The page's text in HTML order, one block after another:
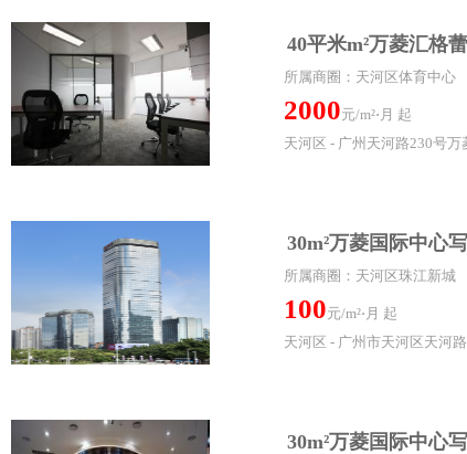
40平米m²万菱汇格
所属商圈：天河区体育中心
2000元/m²⋅月 起
天河区 - 广州天河路230号万
30m²万菱国际中心
所属商圈：天河区珠江新城
100元/m²⋅月 起
天河区 - 广州市天河区天河
30m²万菱国际中心